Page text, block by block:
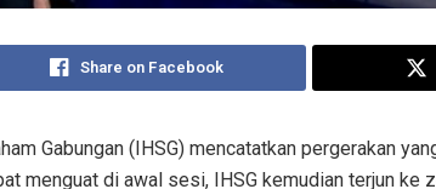
Share on Facebook
Gabungan (IHSG) mencatatkan pergerakan
menguat di awal sesi, IHSG kemudian terjun ke